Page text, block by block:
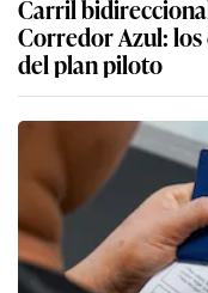
Carril
Corredor Azul:
del plan piloto